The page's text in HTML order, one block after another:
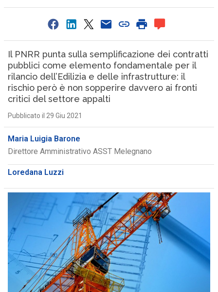
Il PNRR punta sulla semplificazione dei contratti
pubblici come elemento fondamentale per il
rilancio dell’Edilizia e delle infrastrutture: il
rischio però è non sopperire davvero ai fronti
critici del settore appalti
Pubblicato il 29 Giu 2021
Maria Luigia Barone
Direttore Amministrativo ASST Melegnano
Loredana Luzzi